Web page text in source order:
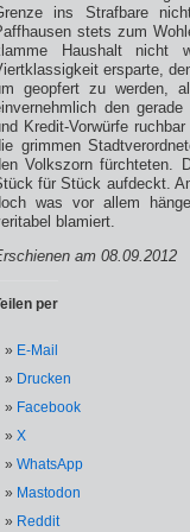
ins Strafbare
stets zum
Haushalt nicht
ersparte,
geopfert zu werden,
den
Kredit-Vorwürfe
grimmen
Volkszorn fürchteten.
für Stück aufdeckt.
was vor allem
blamiert.
am 08.09.2012
per
E-Mail
Drucken
Facebook
X
WhatsApp
Mastodon
Reddit